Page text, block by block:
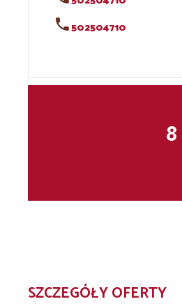
502504710
SZCZEGÓŁY OFERTY